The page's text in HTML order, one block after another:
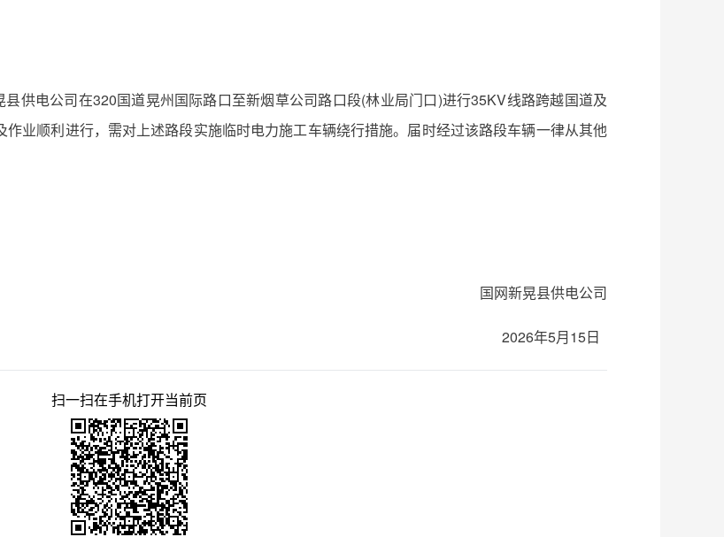
供电公司在320国道晃州国际路口至新烟草公司路口段(林业局门口)进行35KV线路跨越国道及
业顺利进行，需对上述路段实施临时电力施工车辆绕行措施。届时经过该路段车辆一律从其他
国网新晃县供电公司
2026年5月15日
扫一扫在手机打开当前页